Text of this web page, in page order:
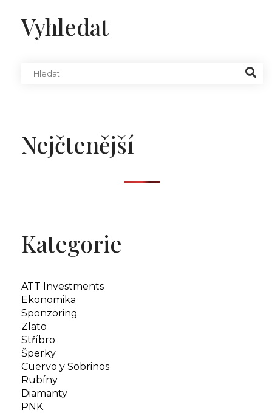
Vyhledat
Nejčtenější
Kategorie
ATT Investments
Ekonomika
Sponzoring
Zlato
Stříbro
Šperky
Cuervo y Sobrinos
Rubíny
Diamanty
PNK